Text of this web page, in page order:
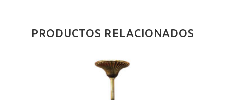
PRODUCTOS RELACIONADOS